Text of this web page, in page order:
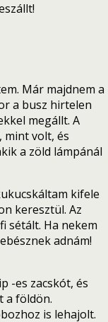
Már majdnem a
a busz hirtelen
megállt. A
mint volt, és
a zöld lámpánál
kifele
keresztül. Az
sétált. Ha nekem
adnám!
-es zacskót, és
a földön.
is lehajolt.